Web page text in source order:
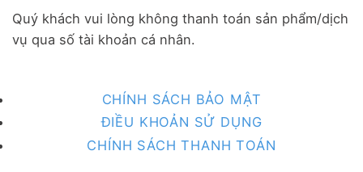
Quý khách vui lòng không thanh toán sản phẩm/dịch
vụ qua số tài khoản cá nhân.
CHÍNH SÁCH BẢO MẬT
ĐIỀU KHOẢN SỬ DỤNG
CHÍNH SÁCH THANH TOÁN